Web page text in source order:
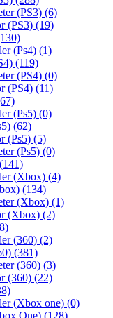
(PS3) (6)
(PS3) (19)
(Ps4) (1)
(119)
(PS4) (0)
(PS4) (11)
(Ps5) (0)
(62)
(Ps5) (5)
(Ps5) (0)
(141)
(Xbox) (4)
(134)
(Xbox) (1)
(Xbox) (2)
(360) (2)
(381)
(360) (3)
(360) (22)
(Xbox one) (0)